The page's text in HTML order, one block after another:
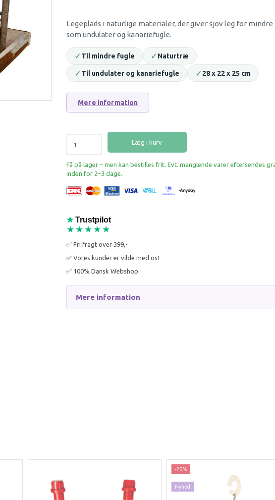
Legeplads i naturlige materialer, der giver sjov leg for mindre
som undulater og kanariefugle.
✓Til mindre fugle ✓Naturtræ
✓Til undulater og kanariefugle ✓28 x 22 x 25 cm
Mere information
Læg i kurv
Få på lager – men kan bestilles frit. Evt. manglende varer eftersendes
inden for 2–3 dage.
★ Trustpilot
★★★★★
✅ Fri fragt over 399,-
✅ Vores kunder er vilde med os!
✅ 100% Dansk Webshop
Mere information
8,5CM
Læg i kurv
-20%
Nyhed